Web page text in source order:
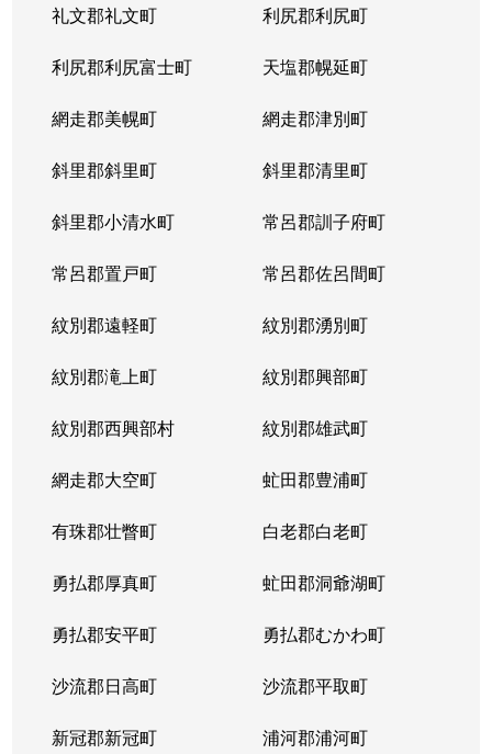
礼文郡礼文町 利尻郡利尻町
利尻郡利尻富士町 天塩郡幌延町
網走郡美幌町 網走郡津別町
斜里郡斜里町 斜里郡清里町
斜里郡小清水町 常呂郡訓子府町
常呂郡置戸町 常呂郡佐呂間町
紋別郡遠軽町 紋別郡湧別町
紋別郡滝上町 紋別郡興部町
紋別郡西興部村 紋別郡雄武町
網走郡大空町 虻田郡豊浦町
有珠郡壮瞥町 白老郡白老町
勇払郡厚真町 虻田郡洞爺湖町
勇払郡安平町 勇払郡むかわ町
沙流郡日高町 沙流郡平取町
新冠郡新冠町 浦河郡浦河町